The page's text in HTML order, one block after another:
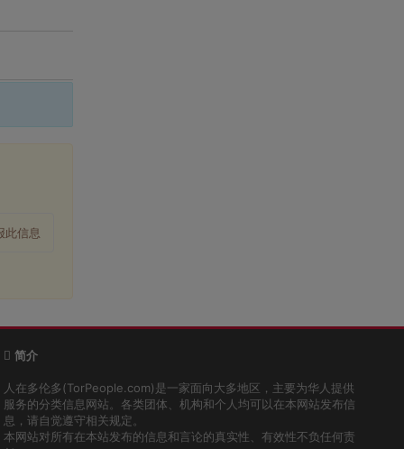
此信息
简介
人在多伦多(TorPeople.com)是一家面向大多地区，主要为华人提供
服务的分类信息网站。各类团体、机构和个人均可以在本网站发布信
息，请自觉遵守相关规定。
本网站对所有在本站发布的信息和言论的真实性、有效性不负任何责